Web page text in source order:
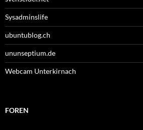
Sysadminslife
ubuntublog.ch
ununseptium.de
Webcam Unterkirnach
FOREN